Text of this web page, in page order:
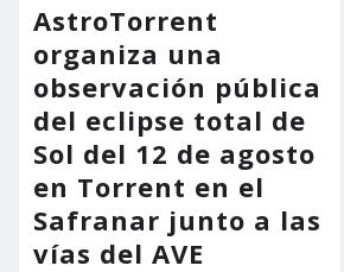
AstroTorrent
organiza una
observación pública
del eclipse total de
Sol del 12 de agosto
en Torrent en el
Safranar junto a las
vías del AVE